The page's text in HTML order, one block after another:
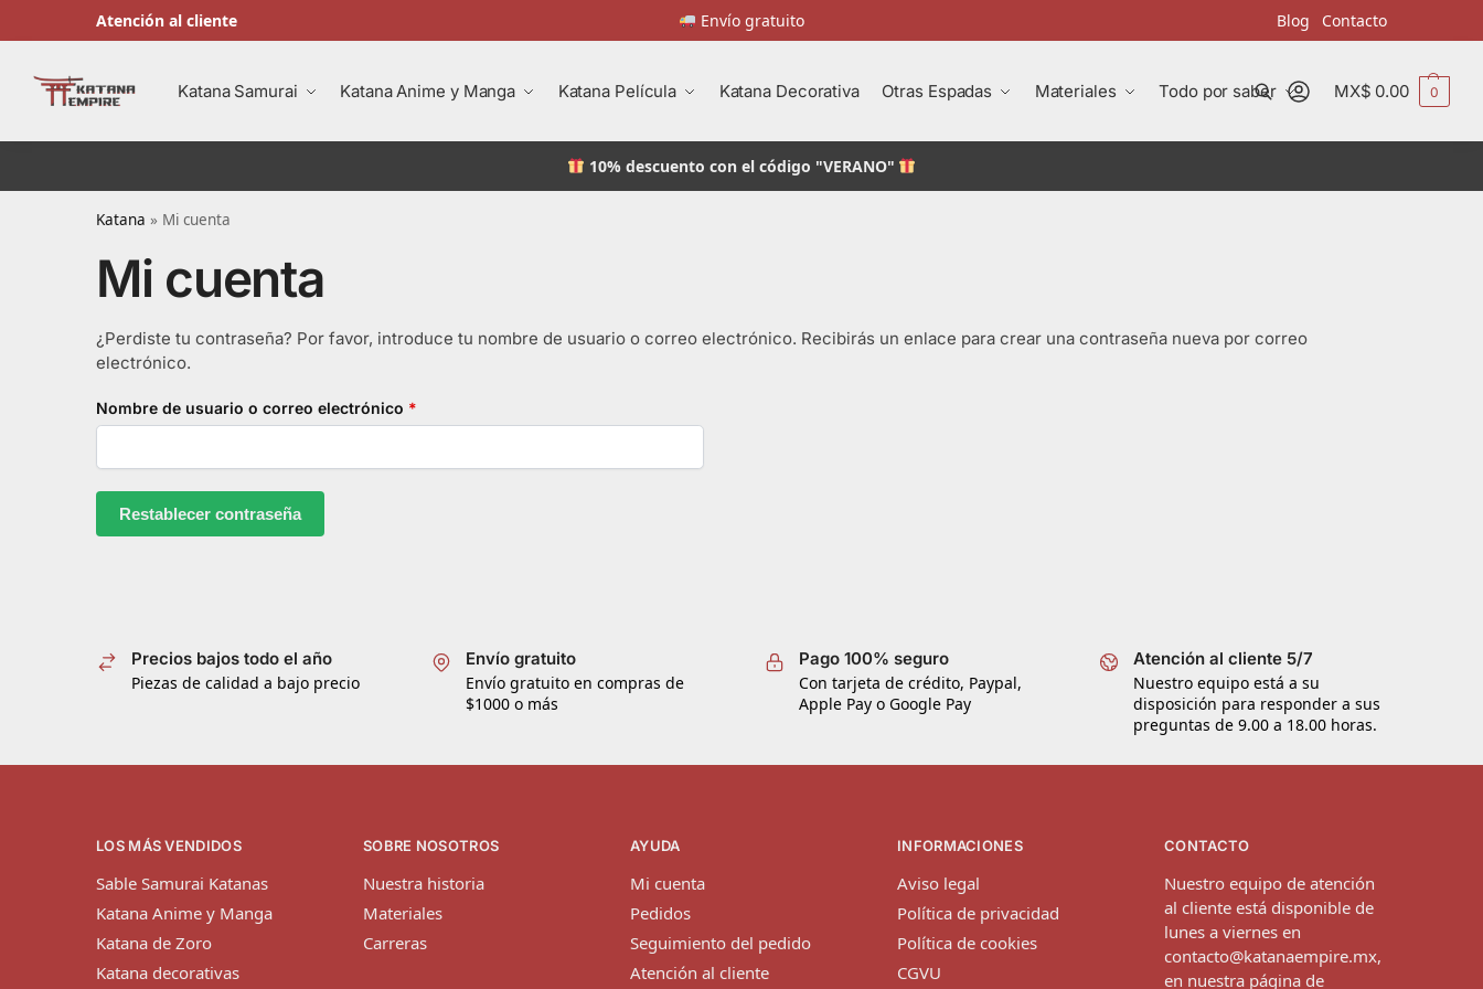
Atención al cliente Envío gratuito Blog Contacto
Katana Samurai Katana Anime y Manga Katana Película Katana Decorativa Otras Espadas Materiales Todo por saber
Buscar en
MX$ 0.00 0
10% descuento con el código "VERANO"
Katana » Mi cuenta
Mi cuenta
¿Perdiste tu contraseña? Por favor, introduce tu nombre de usuario o correo electrónico. Recibirás un enlace para crear una contraseña nueva por correo
electrónico.
Nombre de usuario o correo electrónico *
Restablecer contraseña
Precios bajos todo el año
Piezas de calidad a bajo precio
Envío gratuito
Envío gratuito en compras de
$1000 o más
Pago 100% seguro
Con tarjeta de crédito, Paypal,
Apple Pay o Google Pay
Atención al cliente 5/7
Nuestro equipo está a su
disposición para responder a sus
preguntas de 9.00 a 18.00 horas.
LOS MÁS VENDIDOS
Sable Samurai Katanas
Katana Anime y Manga
Katana de Zoro
Katana decorativas
SOBRE NOSOTROS
Nuestra historia
Materiales
Carreras
AYUDA
Mi cuenta
Pedidos
Seguimiento del pedido
Atención al cliente
INFORMACIONES
Aviso legal
Política de privacidad
Política de cookies
CGVU
CONTACTO
Nuestro equipo de atención
al cliente está disponible de
lunes a viernes en
contacto@katanaempire.mx,
en nuestra página de